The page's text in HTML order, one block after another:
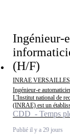
Ingénieur-
(H/F)
INRAE
Ingénieur-e
L'Institut national de
(INRAE) est un
CDD - Temps
Publié il y a 29 jours